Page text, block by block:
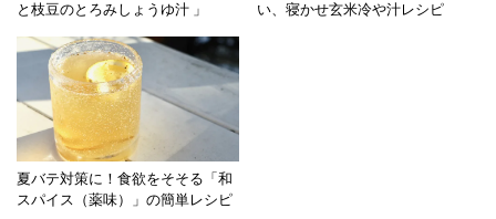
と枝豆のとろみしょうゆ汁 」
い、寝かせ玄米冷や汁レシピ
夏バテ対策に！食欲をそそる「和
スパイス（薬味）」の簡単レシピ